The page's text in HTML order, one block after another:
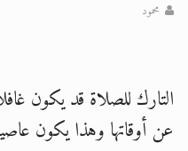
محمود
التارك للصلاة قد يكون
عن أوقاتها وهذا يكون